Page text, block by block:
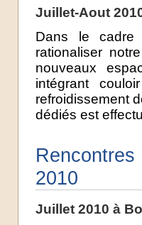
Juillet-Aout
Dans le cadre
rationaliser
nouveaux
intégrant
refroidissement
dédiés est
Rencontres
2010
Juillet 2010 à